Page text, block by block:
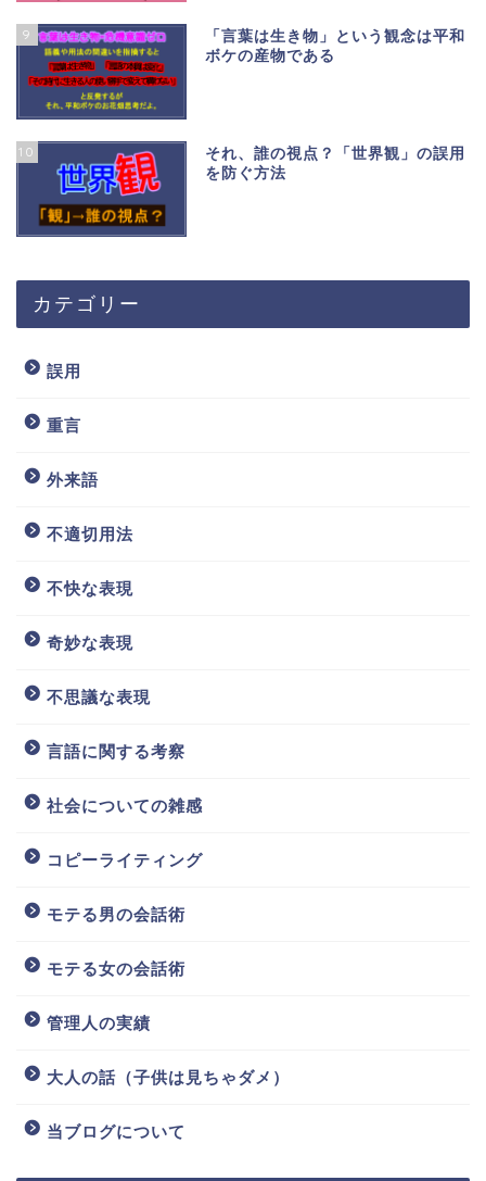
9
「言葉は生き物」という観念は平和
ボケの産物である
10
それ、誰の視点？「世界観」の誤用
を防ぐ方法
カテゴリー
誤用
重言
外来語
不適切用法
不快な表現
奇妙な表現
不思議な表現
言語に関する考察
社会についての雑感
コピーライティング
モテる男の会話術
モテる女の会話術
管理人の実績
大人の話（子供は見ちゃダメ）
当ブログについて